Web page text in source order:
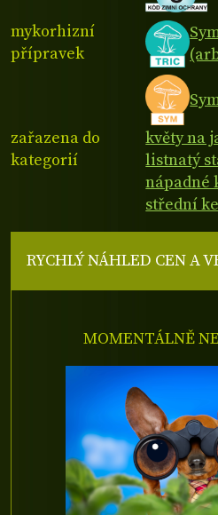
mykorhizní
přípravek
zařazena do
kategorií
květy na
listnatý
nápadné
střední
RYCHLÝ NÁHLED CEN A
MOMENTÁLNĚ